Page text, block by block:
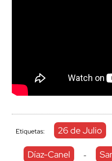
Etiquetas: 26 de Julio
Díaz-Canel -